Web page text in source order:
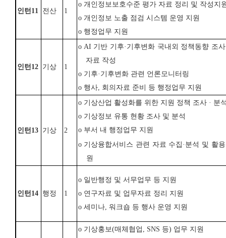
인턴11 전산 1
o 개인정보보호수준 평가 자료 정리 및 작성 지
o 개인정보 노출 점검 시스템 운영 지원
o 행정업무 지원
인턴12 기상 1
o AI 기반 기후· 기후변화 국내외 정책동향 조
자료 작성
o 기후· 기후변화 관련 언론모니터링
o 행사, 회의자료 준비 등 행정업무 지원
인턴13 기상 2
o 기상산업 활성화를 위한 지원 정책 조사 · 분
o 기상정보 유통 현황 조사 및 분석
o 부서 내 행정업무 지원
o 기상융합서비스 관련 자료 수집 · 분석 및 활용
원
인턴14 행정 1
o 일반행정 및 서무업무 등 지원
o 연구자료 및 업무자료 정리 지원
o 세미나, 워크숍 등 행사 운영 지원
o 기상홍보(매체협업 , SNS 등) 업무 지원